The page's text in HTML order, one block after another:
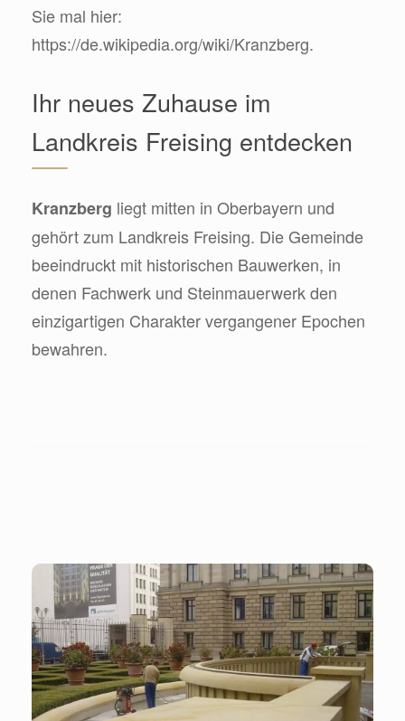
Sie mal hier:
https://de.wikipedia.org/wiki/Kranzberg.
Ihr neues Zuhause im
Landkreis Freising entdecken
Kranzberg liegt mitten in Oberbayern und
gehört zum Landkreis Freising. Die Gemeinde
beeindruckt mit historischen Bauwerken, in
denen Fachwerk und Steinmauerwerk den
einzigartigen Charakter vergangener Epochen
bewahren.